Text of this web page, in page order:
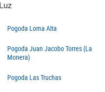
Pogoda Loma Alta
Pogoda Juan Jacobo Torres (La
Monera)
Pogoda Las Truchas